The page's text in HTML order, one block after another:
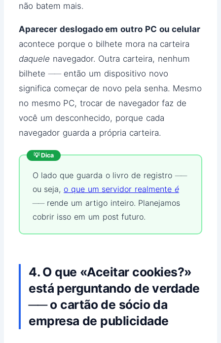
não batem mais.
Aparecer deslogado em outro PC ou celular
acontece porque o bilhete mora na carteira
daquele navegador. Outra carteira, nenhum
bilhete ── então um dispositivo novo
significa começar de novo pela senha. Mesmo
no mesmo PC, trocar de navegador faz de
você um desconhecido, porque cada
navegador guarda a própria carteira.
💡 Dica
O lado que guarda o livro de registro ──
ou seja, o que um servidor realmente é
── rende um artigo inteiro. Planejamos
cobrir isso em um post futuro.
4. O que «Aceitar cookies?»
está perguntando de verdade
── o cartão de sócio da
empresa de publicidade